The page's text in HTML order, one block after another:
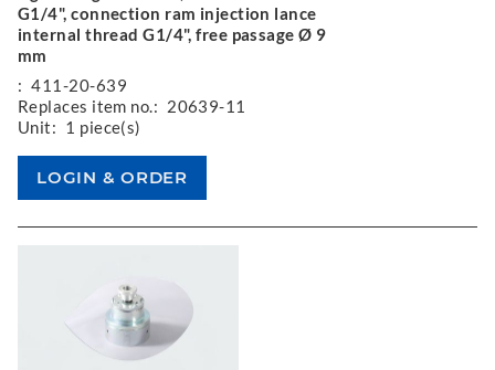
G1/4", connection ram injection lance
internal thread G1/4", free passage Ø 9
mm
: 411-20-639
Replaces item no.: 20639-11
Unit: 1 piece(s)